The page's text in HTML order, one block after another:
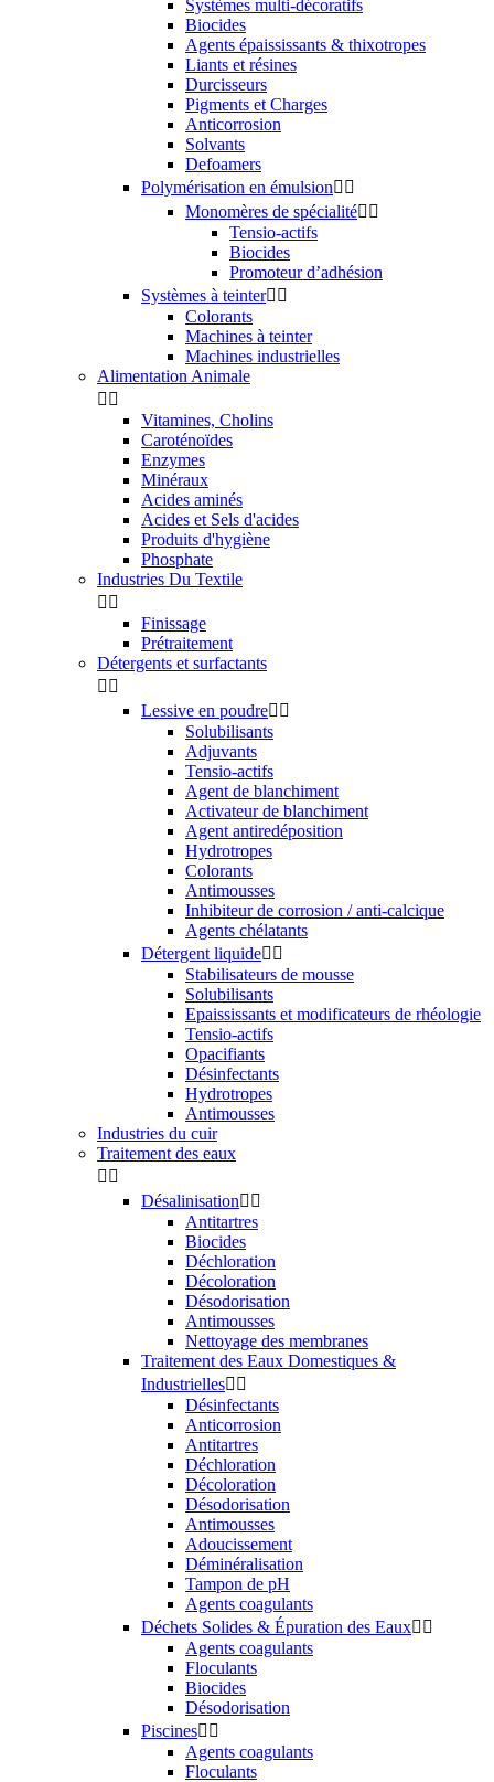
Systèmes multi-décoratifs
Biocides
Agents épaississants & thixotropes
Liants et résines
Durcisseurs
Pigments et Charges
Anticorrosion
Solvants
Defoamers
Polymérisation en émulsion 
Monomères de spécialité 
Tensio-actifs
Biocides
Promoteur d’adhésion
Systèmes à teinter 
Colorants
Machines à teinter
Machines industrielles
Alimentation Animale
 
Vitamines, Cholins
Caroténoïdes
Enzymes
Minéraux
Acides aminés
Acides et Sels d'acides
Produits d'hygiène
Phosphate
Industries Du Textile
 
Finissage
Prétraitement
Détergents et surfactants
 
Lessive en poudre 
Solubilisants
Adjuvants
Tensio-actifs
Agent de blanchiment
Activateur de blanchiment
Agent antiredéposition
Hydrotropes
Colorants
Antimousses
Inhibiteur de corrosion / anti-calcique
Agents chélatants
Détergent liquide 
Stabilisateurs de mousse
Solubilisants
Epaississants et modificateurs de rhéologie
Tensio-actifs
Opacifiants
Désinfectants
Hydrotropes
Antimousses
Industries du cuir
Traitement des eaux
 
Désalinisation 
Antitartres
Biocides
Déchloration
Décoloration
Désodorisation
Antimousses
Nettoyage des membranes
Traitement des Eaux Domestiques &
Industrielles 
Désinfectants
Anticorrosion
Antitartres
Déchloration
Décoloration
Désodorisation
Antimousses
Adoucissement
Déminéralisation
Tampon de pH
Agents coagulants
Déchets Solides & Épuration des Eaux 
Agents coagulants
Floculants
Biocides
Désodorisation
Piscines 
Agents coagulants
Floculants